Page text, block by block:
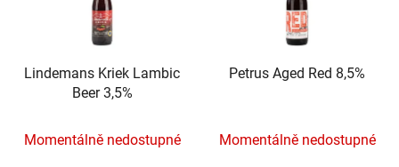
Lindemans Kriek Lambic
Beer 3,5%
Momentálně nedostupné
Petrus Aged Red 8,5%
Momentálně nedostupné